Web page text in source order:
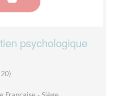
psychologique